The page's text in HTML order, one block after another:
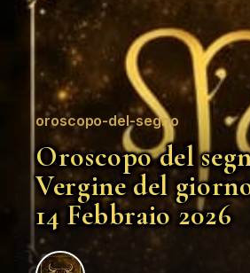
oroscopo-del-segno
Oroscopo del
Vergine del
14 Febbraio 2026